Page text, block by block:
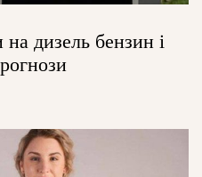
дизель бензин і